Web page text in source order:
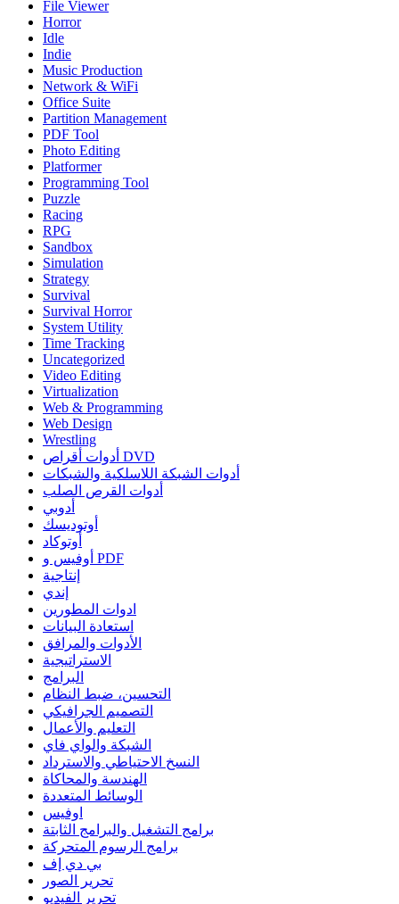
File Viewer
Horror
Idle
Indie
Music Production
Network & WiFi
Office Suite
Partition Management
PDF Tool
Photo Editing
Platformer
Programming Tool
Puzzle
Racing
RPG
Sandbox
Simulation
Strategy
Survival
Survival Horror
System Utility
Time Tracking
Uncategorized
Video Editing
Virtualization
Web & Programming
Web Design
Wrestling
أدوات أقراص DVD
أدوات الشبكة اللاسلكية والشبكات
أدوات القرص الصلب
أدوبي
أوتوديسك
أوتوكاد
أوفيس و PDF
إنتاجية
إندي
ادوات المطورين
استعادة البيانات
الأدوات والمرافق
الاستراتيجية
البرامج
التحسين، ضبط النظام
التصميم الجرافيكي
التعليم والأعمال
الشبكة والواي فاي
النسخ الاحتياطي والاسترداد
الهندسة والمحاكاة
الوسائط المتعددة
اوفيس
برامج التشغيل والبرامج الثابتة
برامج الرسوم المتحركة
بي دي إف
تحرير الصور
تحرير الفيديو